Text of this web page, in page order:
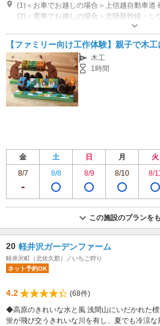
(2)＜電車でお越しの場合＞北陸新幹線・し
営業時間：9:00A.M. - 5:00P.M. 受付時間：
【ファミリー向け工作体験】親子で木
木工
1時間
金 土 日 月 火
8/7
8/8 8/9 8/10 8/
この施設のプランを
20 軽井沢ガーデンファーム
軽井沢町（北佐久郡）／いちご狩り
ネット予約OK
4.2
(68件)
◆高原のきれいな水と風 浅間山にいだかれた標
蛍が飛び交うきれいな川を有し、夏でも冷涼